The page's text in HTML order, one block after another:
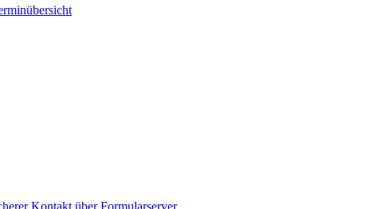
Kontakt über Formularserver